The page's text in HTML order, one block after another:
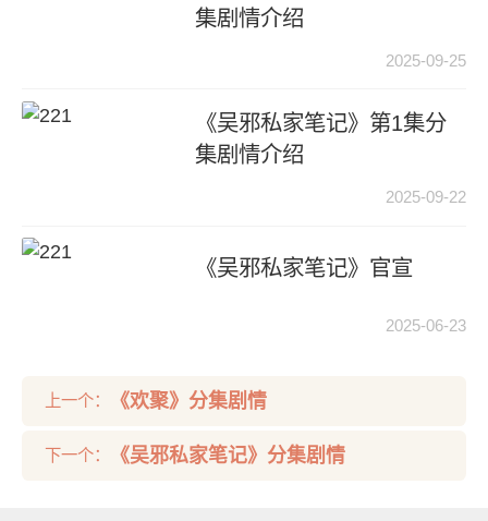
集剧情介绍
2025-09-25
《吴邪私家笔记》第1集分
集剧情介绍
2025-09-22
《吴邪私家笔记》官宣
2025-06-23
上一个： 《欢聚》分集剧情
下一个： 《吴邪私家笔记》分集剧情